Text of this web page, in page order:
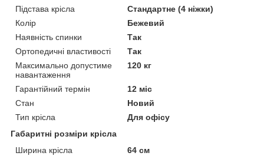
Підстава крісла
Стандартне (4 ніжки)
Колір
Бежевий
Наявність спинки
Так
Ортопедичні властивості
Так
Максимально допустиме
навантаження
120 кг
Гарантійний термін
12 міс
Стан
Новий
Тип крісла
Для офісу
Габаритні розміри крісла
Ширина крісла
64 см